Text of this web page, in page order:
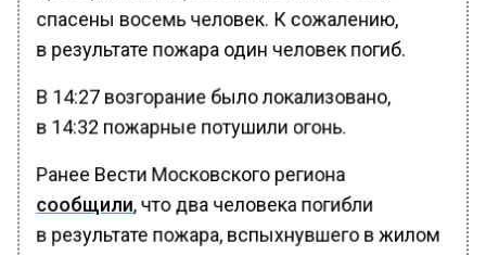
спасены восемь человек. К сожалению,
в результате пожара один человек погиб.
В 14:27 возгорание было локализовано,
в 14:32 пожарные потушили огонь.
Ранее Вести Московского региона
сообщили, что два человека погибли
в результате пожара, вспыхнувшего в жилом